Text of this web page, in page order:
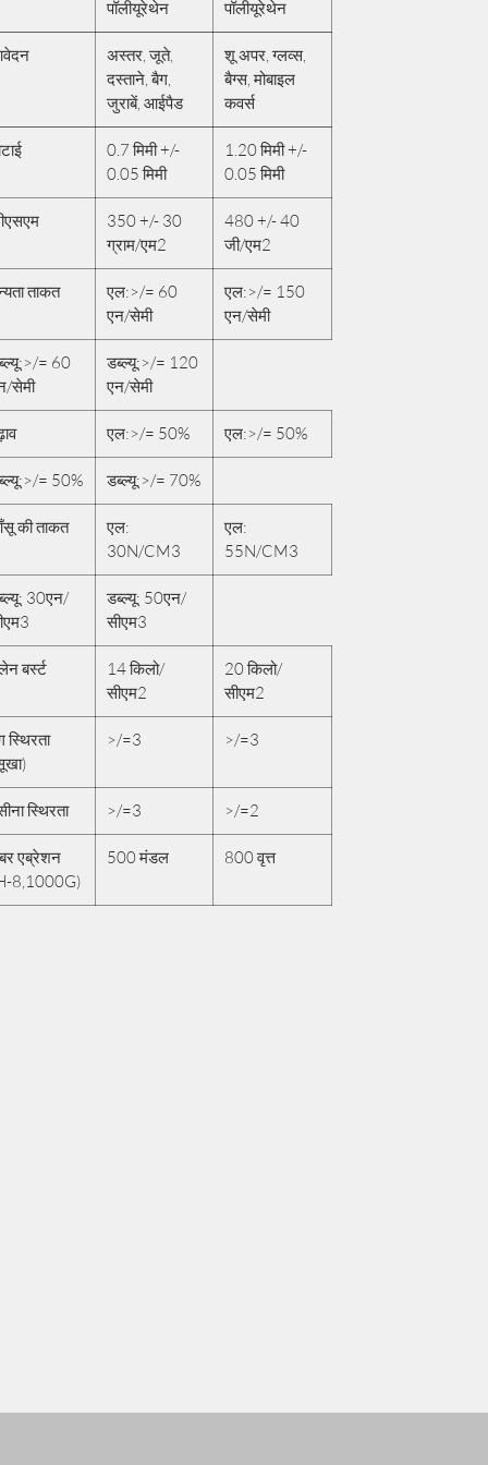
पॉलीयूरेथेन पॉलीयूरेथेन
अस्तर, जूते,
दस्ताने, बैग,
जुराबें, आईपैड
शू अपर, ग्लव्स,
बैग्स, मोबाइल
कवर्स
0.7 मिमी +/-
0.05 मिमी
1.20 मिमी +/-
0.05 मिमी
350 +/- 30
ग्राम/एम2
480 +/- 40
जी/एम2
ताकत
एल:>/= 60
एन/सेमी
एल:>/= 150
एन/सेमी
= 60
सेमी
डब्ल्यू:>/= 120
एन/सेमी
एल:>/= 50% एल:>/= 50%
= 50% डब्ल्यू:>/= 70%
की ताकत
एल:
30N/CM3
एल:
55N/CM3
30एन/
डब्ल्यू: 50एन/
सीएम3
बर्स्ट
14 किलो/
सीएम2
20 किलो/
सीएम2
स्थिरता
>/=3 >/=3
स्थिरता >/=3 >/=2
एब्रेशन
8,1000G)
500 मंडल 800 वृत्त